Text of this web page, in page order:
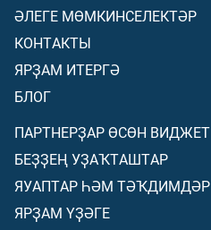
ӘЛЕГЕ МӨМКИНСЕЛЕКТӘР
КОНТАКТЫ
ЯРҘАМ ИТЕРГӘ
БЛОГ
ПАРТНЕРҘАР ӨСӨН ВИДЖЕТ
БЕҘҘЕҢ УҘАҠТАШТАР
ЯУАПТАР ҺӘМ ТӘҠДИМДӘР
ЯРҘАМ ҮҘӘГЕ